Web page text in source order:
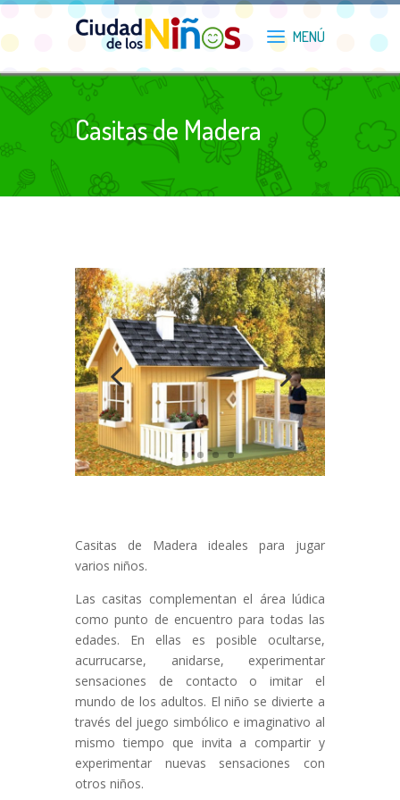
Casitas de Madera
Casitas de Madera ideales para jugar
varios niños.
Las casitas complementan el área lúdica
como punto de encuentro para todas las
edades. En ellas es posible ocultarse,
acurrucarse, anidarse, experimentar
sensaciones de contacto o imitar el
mundo de los adultos. El niño se divierte a
través del juego simbólico e imaginativo al
mismo tiempo que invita a compartir y
experimentar nuevas sensaciones con
otros niños.